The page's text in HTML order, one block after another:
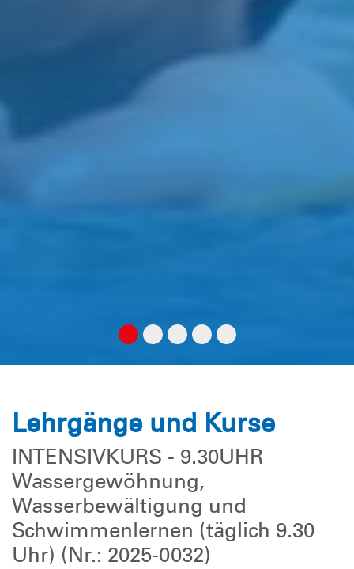
Lehrgänge und Kurse
INTENSIVKURS - 9.30UHR
Wassergewöhnung,
Wasserbewältigung und
Schwimmenlernen (täglich 9.30
Uhr) (Nr.: 2025-0032)